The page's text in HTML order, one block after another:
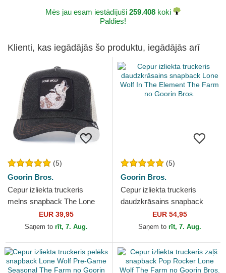
Mēs jau esam iestādījuši 259.408 koki
Paldies!
Klienti, kas iegādājās šo produktu, iegādājās arī
(5)
Goorin Bros.
Cepur izliekta truckeris
melns snapback The Lone
Wolf The Farm no Goorin
EUR 39,95
Saņem to rīt, 7. Aug.
(5)
Goorin Bros.
Cepur izliekta truckeris
daudzkrāsains snapback
Lone Wolf In The Element
The Farm no Goorin Bros.
EUR 54,95
Saņem to rīt, 7. Aug.